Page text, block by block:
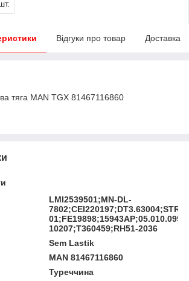
Відгуки про товар Доставка
тяга МАN TGX 81467116860
LMI2539501;MN-DL-
10207;T360459;RH51-2036
Sem Lastik
MAN 81467116860
Туреччина